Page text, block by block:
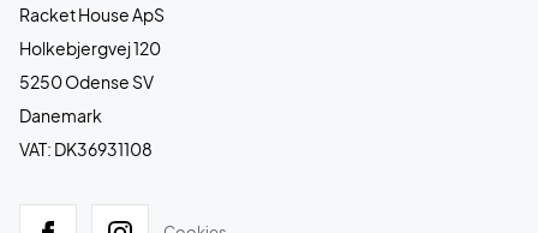
Racket House ApS
Holkebjergvej 120
5250 Odense SV
Danemark
VAT: DK36931108